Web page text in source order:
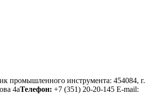
промышленного инструмента: 454084, г.
4аТелефон: +7 (351) 20-20-145 E-mail: